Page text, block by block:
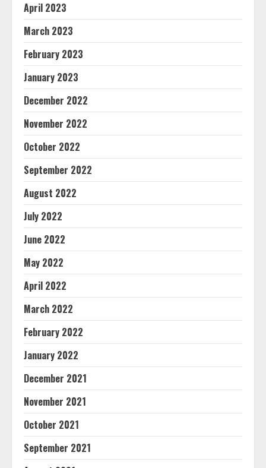
April 2023
March 2023
February 2023
January 2023
December 2022
November 2022
October 2022
September 2022
August 2022
July 2022
June 2022
May 2022
April 2022
March 2022
February 2022
January 2022
December 2021
November 2021
October 2021
September 2021